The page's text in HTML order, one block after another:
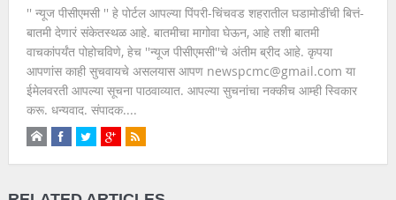
'' न्यूज पीसीएमसी '' हे पोर्टल आपल्या पिंपरी-चिंचवड शहरातील घडामोडींची बित्तं-
बातमी देणारं संकेतस्थळ आहे. बातमीचा मागोवा घेऊन, आहे तशी बातमी
वाचकांपर्यंत पोहोचविणे, हेच ''न्यूज पीसीएमसी''चे अंतीम ब्रीद आहे. कृपया
आपणांस काही सुचवायचे असलयास आपण newspcmc@gmail.com या
ईमेलवरती आपल्या सूचना पाठवाव्यात. आपल्या सुचनांचा नक्कीच आम्ही स्विकार
करू. धन्यवाद. संपादक....